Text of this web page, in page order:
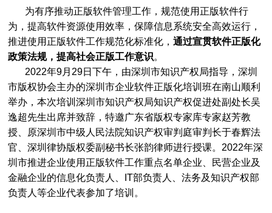
为有序推动正版软件管理工作，规范使用正版软件行
为，提高软件资源使用效率，保障信息系统安全高效运行，
推进使用正版软件工作规范化标准化，通过宣贯软件正版化
政策法规，提高社会正版工作意识。
2022年9月29日下午，由深圳市知识产权局指导，深圳
市版权协会主办的深圳市企业软件正版化培训班在南山顺利
举办，本次培训深圳市知识产权局知识产权促进处副处长吴
逸超先生出席并致辞，特邀广东省版权专家库专家赵芳教
授、原深圳市中级人民法院知识产权审判庭审判长于春辉法
官、深圳律协版权委副秘书长张韵律师进行授课。2022年深
圳市推进企业使用正版软件工作重点名单企业、民营企业及
金融企业的信息化负责人、IT部负责人、法务及知识产权部
负责人等企业代表参加了培训。